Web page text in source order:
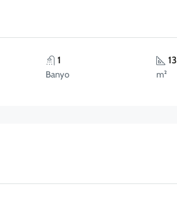
1
Banyo m²